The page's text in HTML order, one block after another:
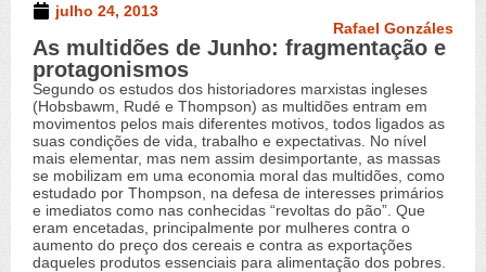
julho 24, 2013
Rafael Gonzáles
As multidões de Junho: fragmentação e
protagonismos
Segundo os estudos dos historiadores marxistas ingleses
(Hobsbawm, Rudé e Thompson) as multidões entram em
movimentos pelos mais diferentes motivos, todos ligados as
suas condições de vida, trabalho e expectativas. No nível
mais elementar, mas nem assim desimportante, as massas
se mobilizam em uma economia moral das multidões, como
estudado por Thompson, na defesa de interesses primários
e imediatos como nas conhecidas “revoltas do pão”. Que
eram encetadas, principalmente por mulheres contra o
aumento do preço dos cereais e contra as exportações
daqueles produtos essenciais para alimentação dos pobres.